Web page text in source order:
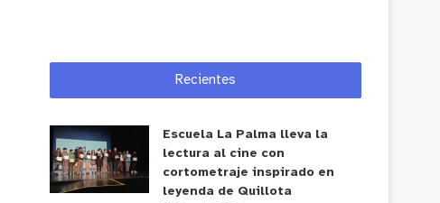
Recientes
Escuela La Palma lleva la
lectura al cine con
cortometraje inspirado en
leyenda de Quillota